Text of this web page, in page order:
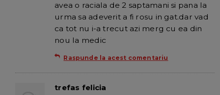
avea o raciala de 2 saptamani si pana la
urma sa adeverit a fi rosu in gat.dar vad
ca tot nu i-a trecut azi merg cu ea din
nou la medic
Raspunde la acest comentariu
trefas felicia